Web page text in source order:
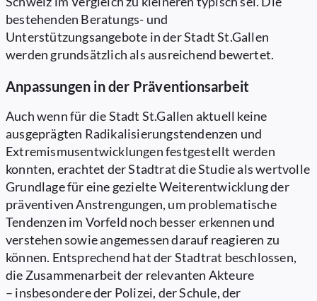
bestehenden Beratungs- und
Unterstützungsangebote in der Stadt St.Gallen
werden grundsätzlich als ausreichend bewertet.
Anpassungen in der Präventionsarbeit
Auch wenn für die Stadt St.Gallen aktuell keine
ausgeprägten Radikalisierungstendenzen und
Extremismusentwicklungen festgestellt werden
konnten, erachtet der Stadtrat die Studie als wertvolle
Grundlage für eine gezielte Weiterentwicklung der
präventiven Anstrengungen, um problematische
Tendenzen im Vorfeld noch besser erkennen und
verstehen sowie angemessen darauf reagieren zu
können. Entsprechend hat der Stadtrat beschlossen,
die Zusammenarbeit der relevanten Akteure
– insbesondere der Polizei, der Schule, der